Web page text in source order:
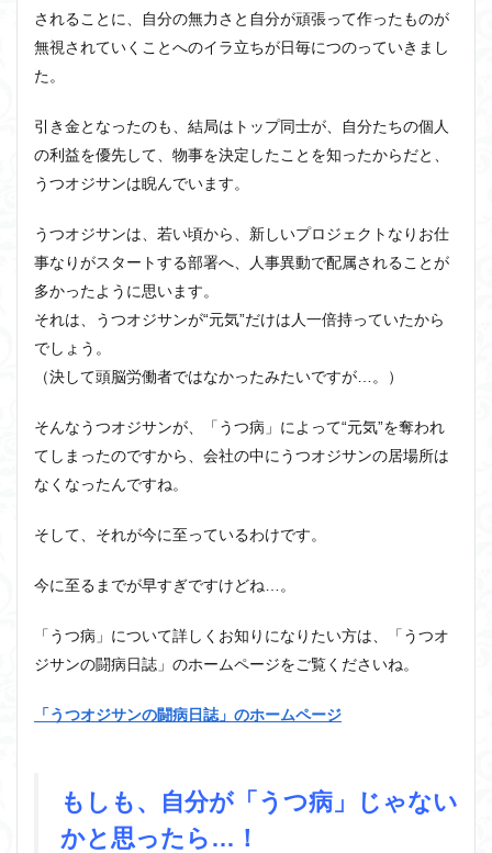
されることに、自分の無力さと自分が頑張って作ったものが
無視されていくことへのイラ立ちが日毎につのっていきまし
た。
引き金となったのも、結局はトップ同士が、自分たちの個人
の利益を優先して、物事を決定したことを知ったからだと、
うつオジサンは睨んでいます。
うつオジサンは、若い頃から、新しいプロジェクトなりお仕
事なりがスタートする部署へ、人事異動で配属されることが
多かったように思います。
それは、うつオジサンが“元気”だけは人一倍持っていたから
でしょう。
（決して頭脳労働者ではなかったみたいですが…。）
そんなうつオジサンが、「うつ病」によって“元気”を奪われ
てしまったのですから、会社の中にうつオジサンの居場所は
なくなったんですね。
そして、それが今に至っているわけです。
今に至るまでが早すぎですけどね…。
「うつ病」について詳しくお知りになりたい方は、「うつオ
ジサンの闘病日誌」のホームページをご覧くださいね。
「うつオジサンの闘病日誌」のホームページ
もしも、自分が「うつ病」じゃない
かと思ったら…！